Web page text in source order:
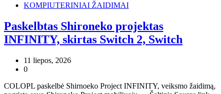
KOMPIUTERINIAI ŽAIDIMAI
Paskelbtas Shironeko projektas
INFINITY, skirtas Switch 2, Switch
11 liepos, 2026
0
COLOPL paskelbė Shirnoeko Project INFINITY, veiksmo žaidimą,